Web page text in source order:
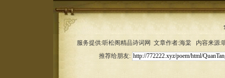
服务提供:听松阁精品诗词网 文章作者:海棠 内容来源
推荐给朋友: